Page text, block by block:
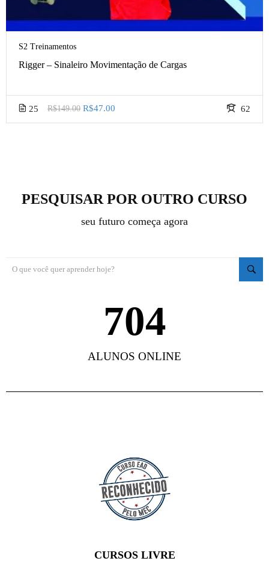
S2 Treinamentos
Rigger – Sinaleiro Movimentação de Cargas
25 62
R$149.00 R$47.00
PESQUISAR POR OUTRO CURSO
seu futuro começa agora
ALUNOS ONLINE
853
CURSOS LIVRE